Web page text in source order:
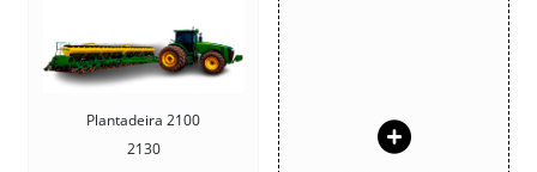
Plantadeira 2100
2130